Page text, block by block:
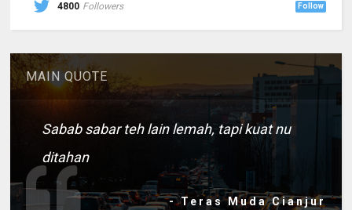
4800 Followers Follow
MAIN QUOTE
Sabab sabar teh lain lemah, tapi kuat nu
ditahan
- Teras Muda Cianjur